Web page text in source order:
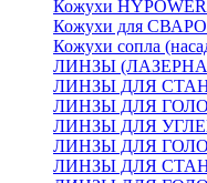
Кожухи
Кожухи для
Кожухи сопла
ЛИНЗЫ
ЛИНЗЫ ДЛЯ
ЛИНЗЫ ДЛЯ
ЛИНЗЫ ДЛЯ
ЛИНЗЫ ДЛЯ
ЛИНЗЫ ДЛЯ